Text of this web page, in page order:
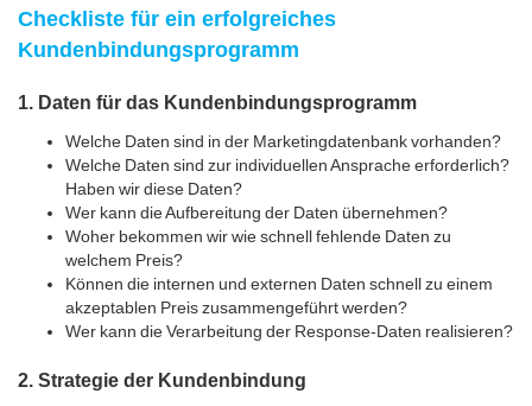
Checkliste für ein erfolgreiches
Kundenbindungsprogramm
1. Daten für das Kundenbindungsprogramm
Welche Daten sind in der Marketingdatenbank vorhanden?
Welche Daten sind zur individuellen Ansprache erforderlich?
Haben wir diese Daten?
Wer kann die Aufbereitung der Daten übernehmen?
Woher bekommen wir wie schnell fehlende Daten zu
welchem Preis?
Können die internen und externen Daten schnell zu einem
akzeptablen Preis zusammengeführt werden?
Wer kann die Verarbeitung der Response-Daten realisieren?
2. Strategie der Kundenbindung